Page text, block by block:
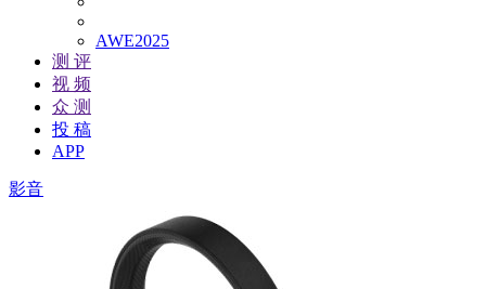
AWE2025
测 评
视 频
众 测
投 稿
APP
影音